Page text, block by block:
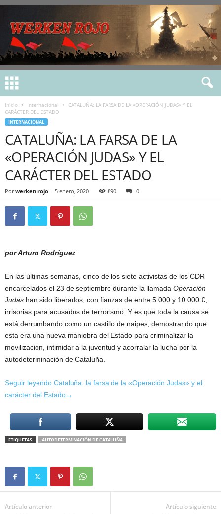
Inicio Internacional
CATALUÑA: LA FARSA DE LA «OPERACIÓN JUDAS» Y EL
CARÁCTER DEL ESTADO
INTERNACIONAL
CATALUÑA: LA FARSA DE LA
«OPERACIÓN JUDAS» Y EL
CARÁCTER DEL ESTADO
Por werken rojo - 5 enero, 2020 890 0
por Arturo Rodríguez
En las últimas semanas, cinco de los siete activistas de los CDR
encarcelados el 23 de septiembre durante la llamada Operación
Judas han sido liberados, con fianzas de entre 5.000 y 10.000 €,
irrisorias para acusados de terrorismo. Y es que toda la causa se
está derrumbando como un castillo de naipes, demostrando que
esta era una nueva maniobra del Estado para criminalizar la
movilización, intimidar a la juventud y acorralar la lucha por la
autodeterminación de Cataluña.
Seguir leyendo Cataluña: la farsa de la «Operación Judas» y el
carácter del Estado→
ETIQUETAS AUTODETERMINACIÓN DE CATALUÑA
Artículo anterior Artículo siguiente